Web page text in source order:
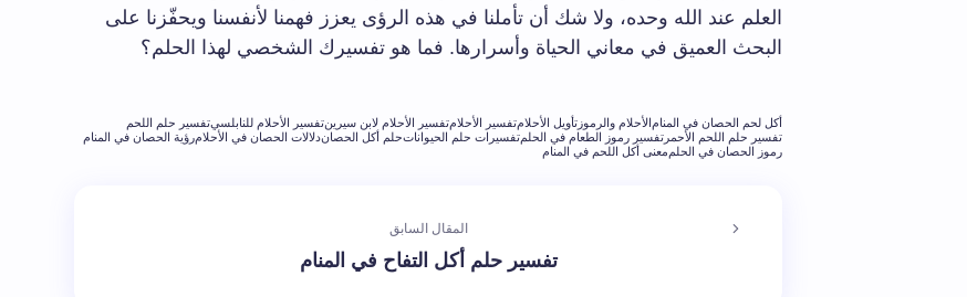
العلم عند الله وحده، ولا شك أن تأملنا في هذه الرؤى يعزز فهمنا لأنفسنا ويحفّزنا على
البحث العميق في معاني الحياة وأسرارها. فما هو تفسيرك الشخصي لهذا الحلم؟
أكل لحم الحصان في المنامالأحلام والرموز تأويل الأحلامتفسير الأحلامتفسير الأحلام لابن سيرينتفسير الأحلام للنابلسيتفسير حلم اللحم
تفسير حلم اللحم الأحمر تفسير رموز الطعام في الحلمتفسيرات حلم الحيواناتحلم أكل الحصاندلالات الحصان في الأحلامرؤية الحصان في المنام
رموز الحصان في الحلم معنى أكل اللحم في المنام
المقال السابق
تفسير حلم أكل التفاح في المنام